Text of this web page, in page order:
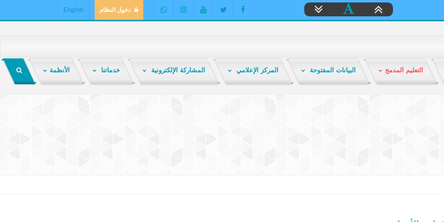
دخول النظام English
التعليم المدمج البيانات المفتوحة المركز الإعلامي المشاركة الإلكترونية خدماتنا الأنظمة